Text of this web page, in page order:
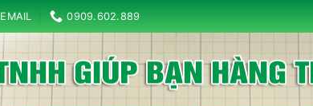
EMAIL 0909.602.889